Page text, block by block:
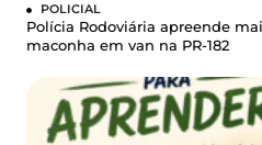
POLICIAL
Polícia Rodoviária apreende
maconha em van na PR-182